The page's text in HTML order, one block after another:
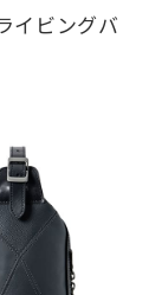
イビングバ